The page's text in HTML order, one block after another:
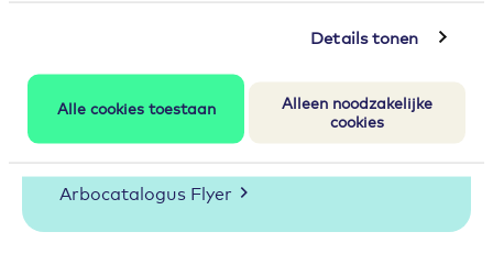
Details tonen
Alle cookies toestaan
Alleen noodzakelijke
cookies
organisatie onder de aandacht brengen?
Download dan onze flyer.
Arbocatalogus Flyer